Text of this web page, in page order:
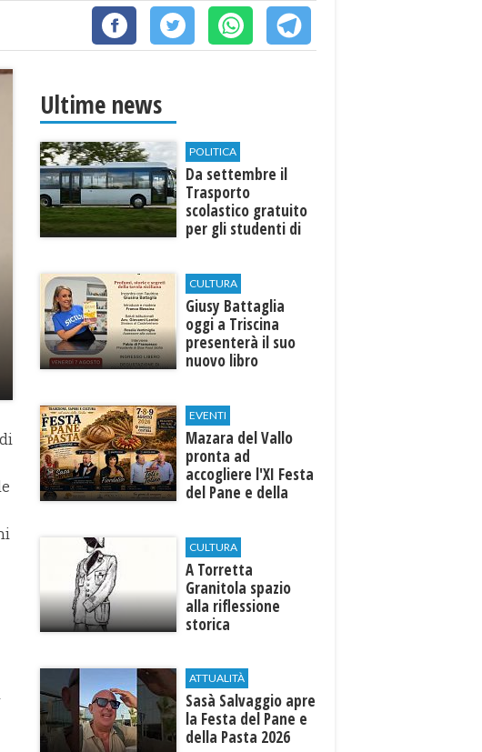
Ultime news
POLITICA
Da settembre il
Trasporto
scolastico gratuito
per gli studenti di
CULTURA
Giusy Battaglia
oggi a Triscina
presenterà il suo
nuovo libro
EVENTI
Mazara del Vallo
pronta ad
accogliere l'XI Festa
del Pane e della
CULTURA
​A Torretta
Granitola spazio
alla riflessione
storica
ATTUALITÀ
Sasà Salvaggio apre
la Festa del Pane e
della Pasta 2026